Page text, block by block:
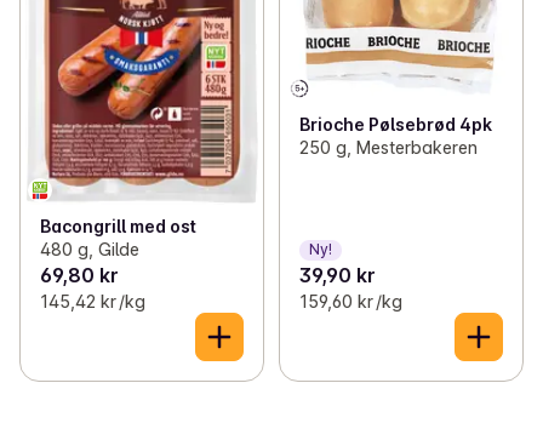
Bacongrill med ost
480 g, Gilde
69,80 kr
145,42 kr /kg
Brioche Pølsebrød 4pk
250 g, Mesterbakeren
Ny!
39,90 kr
159,60 kr /kg